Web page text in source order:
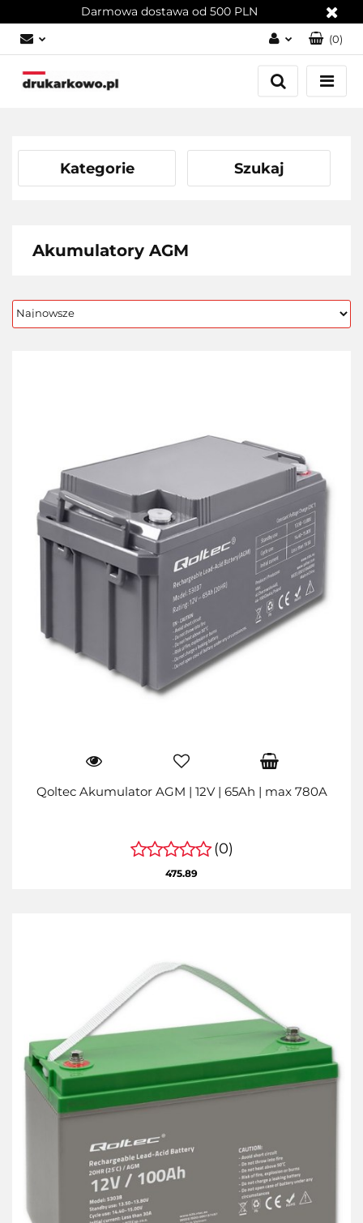
Darmowa dostawa od 500 PLN
Zaloguj się
Załóż konto
(0)
Kategorie Szukaj
Akumulatory AGM
Qoltec Akumulator AGM | 12V | 65Ah | max 780A
(0)
475.89